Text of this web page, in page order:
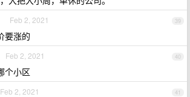
39
Feb 2, 2021
要涨的
40
Feb 2, 2021
个小区
41
Feb 2, 2021